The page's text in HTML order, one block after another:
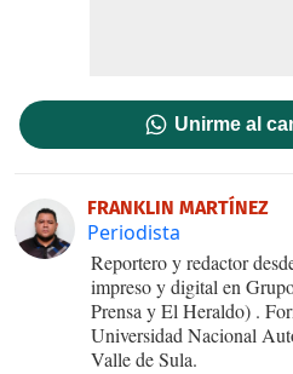
Unirme al
FRANKLIN MARTÍNEZ
Periodista
Reportero y redactor
impreso y digital en
Prensa y El Heraldo) .
Universidad Nacional
Valle de Sula.